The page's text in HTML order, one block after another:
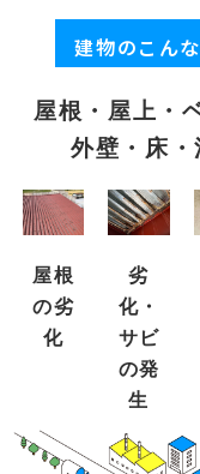
建物のこんな
屋根・屋上・
外壁・床
屋根
の劣
化
劣
化・
サビ
の発
生